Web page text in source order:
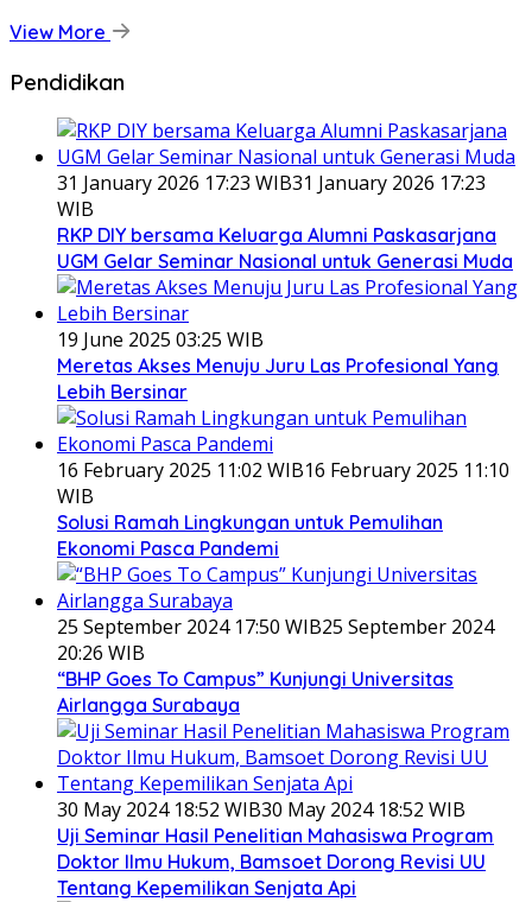
View More
Pendidikan
31 January 2026 17:23 WIB31 January 2026 17:23
WIB
RKP DIY bersama Keluarga Alumni Paskasarjana
UGM Gelar Seminar Nasional untuk Generasi Muda
19 June 2025 03:25 WIB
Meretas Akses Menuju Juru Las Profesional Yang
Lebih Bersinar
16 February 2025 11:02 WIB16 February 2025 11:10
WIB
Solusi Ramah Lingkungan untuk Pemulihan
Ekonomi Pasca Pandemi
25 September 2024 17:50 WIB25 September 2024
20:26 WIB
“BHP Goes To Campus” Kunjungi Universitas
Airlangga Surabaya
30 May 2024 18:52 WIB30 May 2024 18:52 WIB
Uji Seminar Hasil Penelitian Mahasiswa Program
Doktor Ilmu Hukum, Bamsoet Dorong Revisi UU
Tentang Kepemilikan Senjata Api